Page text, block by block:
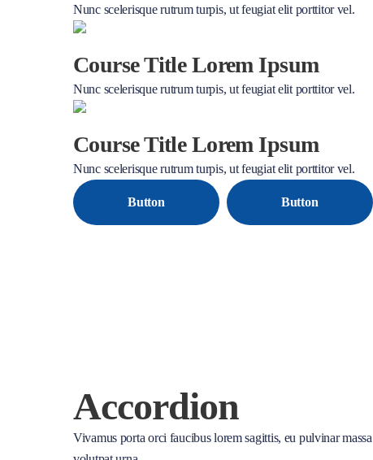
Nunc scelerisque rutrum turpis, ut feugiat elit porttitor vel.
Course Title Lorem Ipsum
Nunc scelerisque rutrum turpis, ut feugiat elit porttitor vel.
Course Title Lorem Ipsum
Nunc scelerisque rutrum turpis, ut feugiat elit porttitor vel.
Button Button
Accordion
Vivamus porta orci faucibus lorem sagittis, eu pulvinar